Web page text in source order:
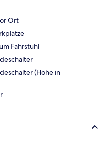
Ort
Fahrstuhl
(Höhe in